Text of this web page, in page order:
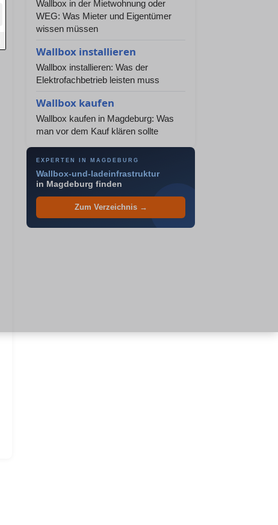
Wallbox in der Mietwohnung oder
WEG: Was Mieter und Eigentümer
wissen müssen
Wallbox installieren
Wallbox installieren: Was der
Elektrofachbetrieb leisten muss
Wallbox kaufen
Wallbox kaufen in Magdeburg: Was
man vor dem Kauf klären sollte
EXPERTEN IN MAGDEBURG
Wallbox-und-ladeinfrastruktur
in Magdeburg finden
Zum Verzeichnis →